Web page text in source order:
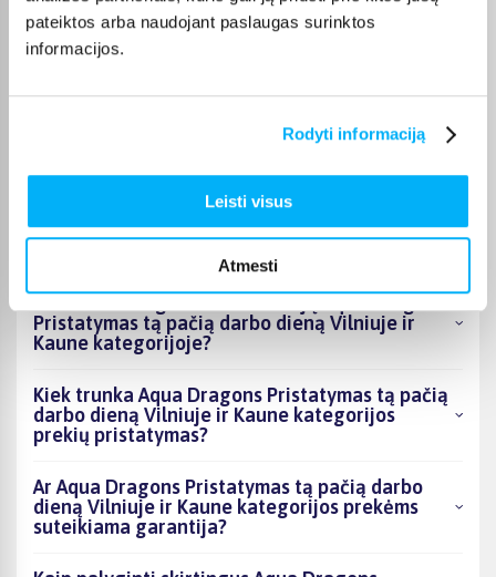
pateiktos arba naudojant paslaugas surinktos
informacijos.
Rodyti informaciją
Leisti visus
Atmesti
DUK
dieną Vilniuje ir Kaune kategorijoje esantys
Kiek prekių yra Aqua Dragons Pristatymas tą
pačią darbo dieną Vilniuje ir Kaune kategorijos
Pristatymas tą pačią darbo dieną Vilniuje ir
Kaune kategorijoje?
Kiek trunka Aqua Dragons Pristatymas tą pačią
darbo dieną Vilniuje ir Kaune kategorijos
prekių pristatymas?
Ar Aqua Dragons Pristatymas tą pačią darbo
dieną Vilniuje ir Kaune kategorijos prekėms
suteikiama garantija?